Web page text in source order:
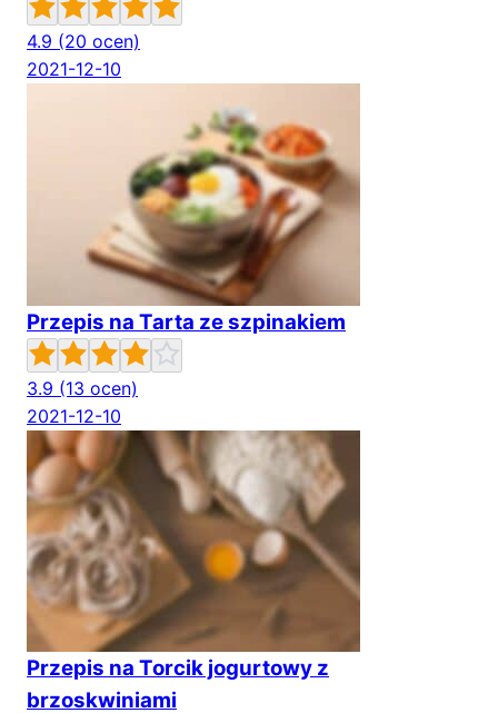
4.9 (20 ocen)
2021-12-10
Przepis na Tarta ze szpinakiem
3.9 (13 ocen)
2021-12-10
Przepis na Torcik jogurtowy z
brzoskwiniami